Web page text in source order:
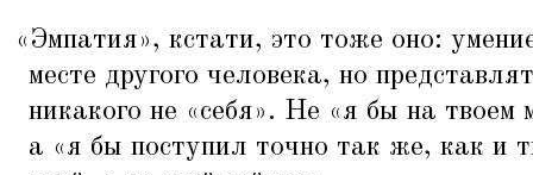
« Эмпатия», кстати, это тоже оно:
месте другого человека, но
никакого не «себя». Не «я бы на твоем
а «я бы поступил точно так же, как и